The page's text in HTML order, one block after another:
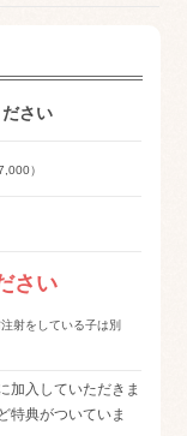
さい
）
さい
射をしている子は別
加入していただきま
特典がついていま